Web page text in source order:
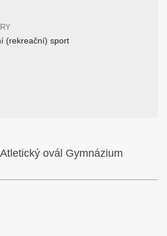
(rekreační) sport
ovál Gymnázium